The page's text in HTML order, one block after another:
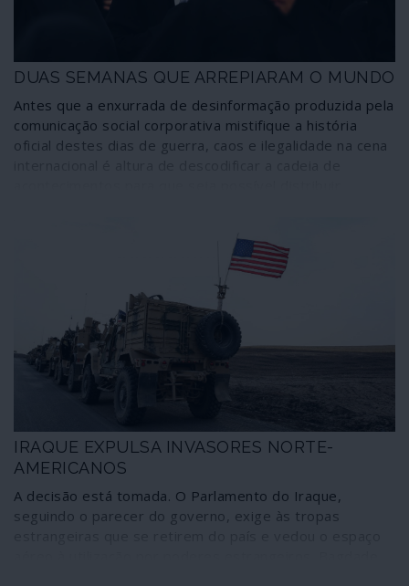
DUAS SEMANAS QUE ARREPIARAM O MUNDO
Antes que a enxurrada de desinformação produzida pela
comunicação social corporativa mistifique a história
oficial destes dias de guerra, caos e ilegalidade na cena
sobressaem como os artífices de uma trama que
ameaça o planeta, é importante notar que o “nosso
mundo civilizado”, com a NATO e a União Europeia à
cabeça, não fazem figura de inocentes. Aliás, nem o
governo da República Portuguesa se salva.
IRAQUE EXPULSA INVASORES NORTE-
AMERICANOS
A decisão está tomada. O Parlamento do Iraque,
seguindo o parecer do governo, exige às tropas